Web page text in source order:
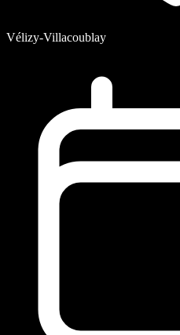
Vélizy-Villacoublay